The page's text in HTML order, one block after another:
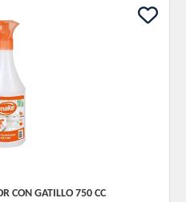
CON GATILLO 750 CC